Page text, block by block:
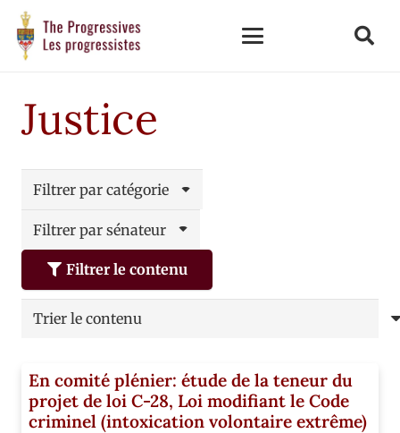
Justice
Filtrer par catégorie
Filtrer par sénateur
Filtrer le contenu
En comité plénier: étude de la teneur du
projet de loi C-28, Loi modifiant le Code
criminel (intoxication volontaire extrême)